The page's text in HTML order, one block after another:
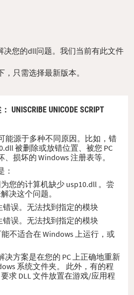
决您的dll问题。我们当前有此文件
只需选择最新版本。
： UNISCRIBE UNICODE SCRIPT
能源于多种不同原因。比如，错
被删除或放错位置、被您 PC
、损坏的 Windows 注册表等。
：
您的计算机缺少 usp10.dll 。尝
决这个问题。
错误。无法找到指定的模块
错误。无法找到指定的模块
不适合在 Windows 上运行，或
决方案是在您的 PC 上正确地重新
系统文件夹。 此外，有的程
求 DLL 文件放置在游戏/应用程